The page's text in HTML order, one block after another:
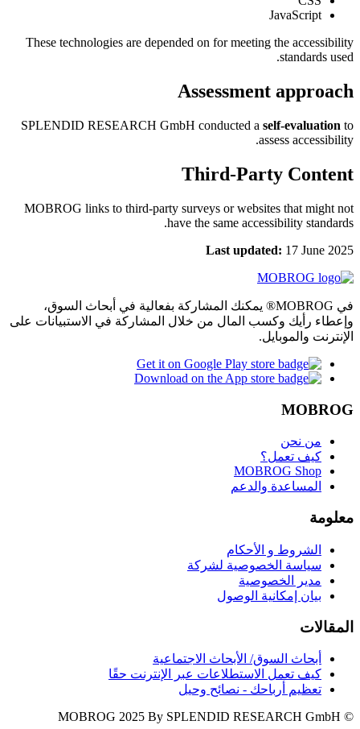
JavaScript
These technologies are depended on for meeting the accessibility
standards used.
Assessment approach
SPLENDID RESEARCH GmbH conducted a self-evaluation to
assess accessibility.
Third-Party Content
MOBROG links to third-party surveys or websites that might not
have the same accessibility standards.
Last updated: 17 June 2025
في MOBROG® يمكنك المشاركة بفعالية في أبحاث السوق،
وإعطاء رأيك وكسب المال من خلال المشاركة في الاستبيانات على
الإنترنت والموبايل.
MOBROG
من نحن
كيف تعمل؟
MOBROG Shop
المساعدة والدعم
معلومة
الشروط و الأحكام
سياسة الخصوصية لشركة
مدير الخصوصية
بيان إمكانية الوصول
المقالات
أبحاث السوق/ الأبحاث الاجتماعية
كيف تعمل الاستطلاعات عبر الإنترنت حقًا
تعظيم أرباحك - نصائح وحيل
© MOBROG
2025 By SPLENDID RESEARCH GmbH